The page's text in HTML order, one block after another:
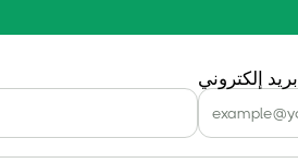
بريد إلكتروني